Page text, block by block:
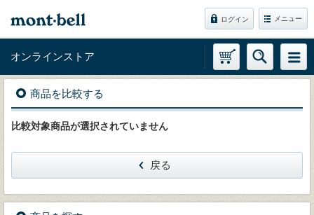
ログイン メニュー
オンラインストア
商品を比較する
比較対象商品が選択されていません
戻る